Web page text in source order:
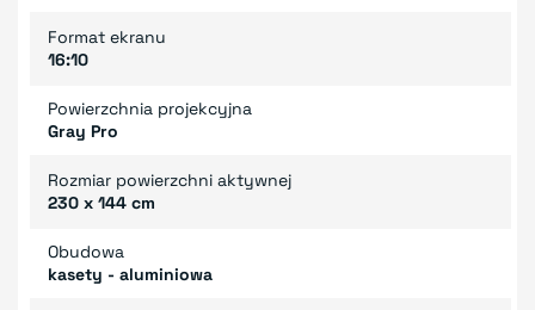
Format ekranu
16:10
Powierzchnia projekcyjna
Gray Pro
Rozmiar powierzchni aktywnej
230 x 144 cm
Obudowa
kasety - aluminiowa